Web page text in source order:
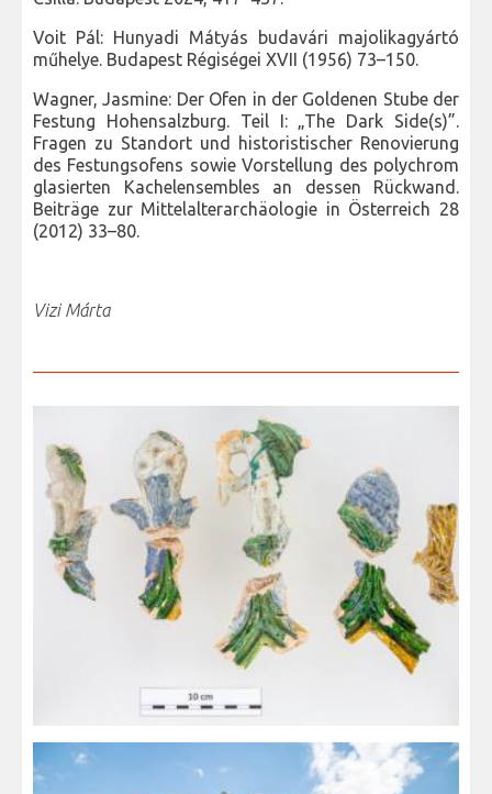
Voit Pál: Hunyadi Mátyás budavári majolikagyártó
műhelye. Budapest Régiségei XVII (1956) 73–150.
Wagner, Jasmine: Der Ofen in der Goldenen Stube der
Festung Hohensalzburg. Teil I: „The Dark Side(s)”.
Fragen zu Standort und historistischer Renovierung
des Festungsofens sowie Vorstellung des polychrom
glasierten Kachelensembles an dessen Rückwand.
Beiträge zur Mittelalterarchäologie in Österreich 28
(2012) 33–80.
Vizi Márta